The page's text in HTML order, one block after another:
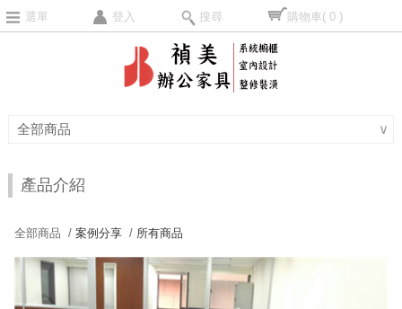
選單 登入 搜尋 購物車( 0 )
全部商品 ∨
產品介紹
全部商品 /案例分享 / 所有商品